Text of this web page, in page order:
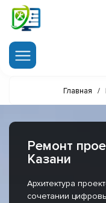
Главная /
Ремонт
Казани
Архитектура
сочетании